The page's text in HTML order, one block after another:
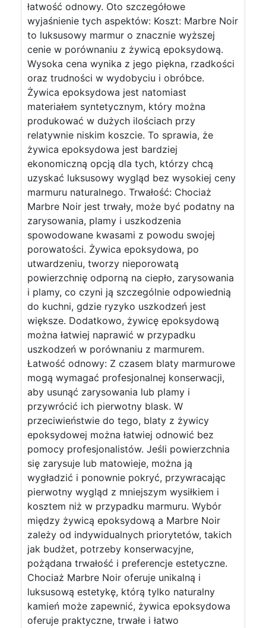
łatwość odnowy. Oto szczegółowe
wyjaśnienie tych aspektów: Koszt: Marbre Noir
to luksusowy marmur o znacznie wyższej
cenie w porównaniu z żywicą epoksydową.
Wysoka cena wynika z jego piękna, rzadkości
oraz trudności w wydobyciu i obróbce.
Żywica epoksydowa jest natomiast
materiałem syntetycznym, który można
produkować w dużych ilościach przy
relatywnie niskim koszcie. To sprawia, że
żywica epoksydowa jest bardziej
ekonomiczną opcją dla tych, którzy chcą
uzyskać luksusowy wygląd bez wysokiej ceny
marmuru naturalnego. Trwałość: Chociaż
Marbre Noir jest trwały, może być podatny na
zarysowania, plamy i uszkodzenia
spowodowane kwasami z powodu swojej
porowatości. Żywica epoksydowa, po
utwardzeniu, tworzy nieporowatą
powierzchnię odporną na ciepło, zarysowania
i plamy, co czyni ją szczególnie odpowiednią
do kuchni, gdzie ryzyko uszkodzeń jest
większe. Dodatkowo, żywicę epoksydową
można łatwiej naprawić w przypadku
uszkodzeń w porównaniu z marmurem.
Łatwość odnowy: Z czasem blaty marmurowe
mogą wymagać profesjonalnej konserwacji,
aby usunąć zarysowania lub plamy i
przywrócić ich pierwotny blask. W
przeciwieństwie do tego, blaty z żywicy
epoksydowej można łatwiej odnowić bez
pomocy profesjonalistów. Jeśli powierzchnia
się zarysuje lub matowieje, można ją
wygładzić i ponownie pokryć, przywracając
pierwotny wygląd z mniejszym wysiłkiem i
kosztem niż w przypadku marmuru. Wybór
między żywicą epoksydową a Marbre Noir
zależy od indywidualnych priorytetów, takich
jak budżet, potrzeby konserwacyjne,
pożądana trwałość i preferencje estetyczne.
Chociaż Marbre Noir oferuje unikalną i
luksusową estetykę, którą tylko naturalny
kamień może zapewnić, żywica epoksydowa
oferuje praktyczne, trwałe i łatwo